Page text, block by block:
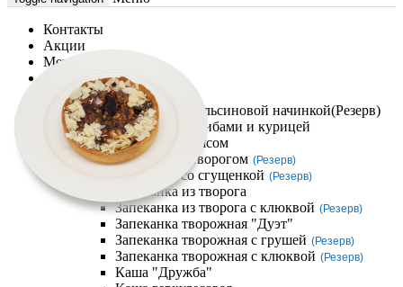
Контакты
Акции
Меню
Компания
Завтраки
Блинчик с апельсиновой начинкой(Резерв)
Блинчики с грибами и курицей
Блинчики с мясом
Блинчики с творогом (Резерв)
Блинчики со сгущенкой (Резерв)
Запеканка из творога
Запеканка из творога с клюквой (Резерв)
Запеканка творожная "Дуэт"
Запеканка творожная с грушей (Резерв)
Запеканка творожная с клюквой (Резерв)
Каша "Дружба"